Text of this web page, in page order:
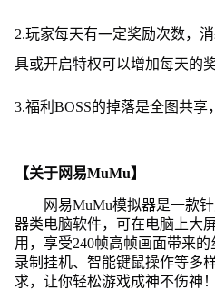
2.玩家每天有一定奖励次数，
具或开启特权可以增加每天的
3.福利BOSS的掉落是全图共享
【关于网易MuMu】
网易MuMu模拟器是一款
器类电脑软件，可在电脑上大
用，享受240帧高帧画面带来
录制挂机、智能键鼠操作等多
求，让你轻松游戏成神不伤神！